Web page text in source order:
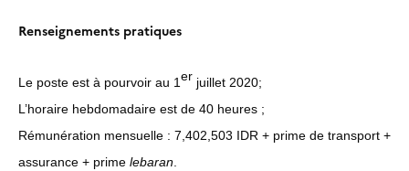
Renseignements pratiques
Le poste est à pourvoir au 1er juillet 2020;
L’horaire hebdomadaire est de 40 heures ;
Rémunération mensuelle : 7,402,503 IDR + prime de transport +
assurance + prime lebaran